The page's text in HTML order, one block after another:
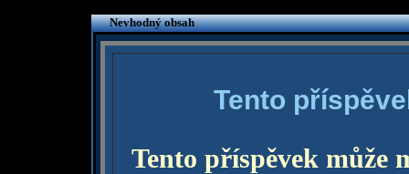
Nevhodný obsah
Tento
Tento příspěvek může